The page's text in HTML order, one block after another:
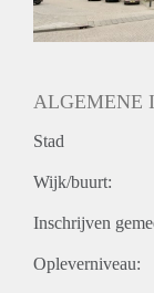
Onbepaalde
Oplevering
ALGEMENE
Stad
Wijk/buurt:
Inschrijven
Opleverniveau: